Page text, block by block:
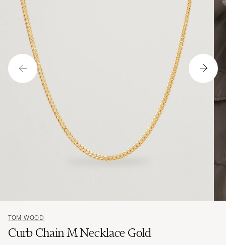
TOM WOOD
Curb Chain M Necklace Gold